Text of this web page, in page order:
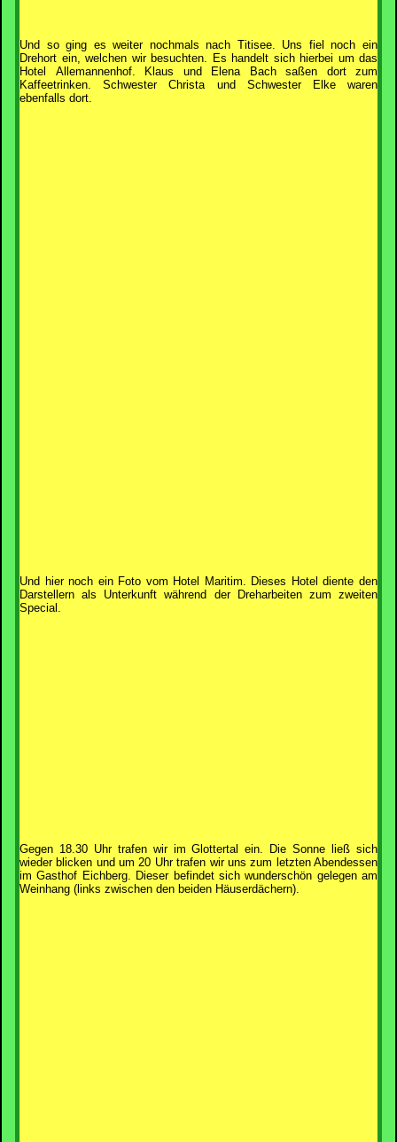
Und so ging es weiter nochmals nach Titisee. Uns fiel noch ein
Drehort ein, welchen wir besuchten. Es handelt sich hierbei um das
Hotel Allemannenhof. Klaus und Elena Bach saßen dort zum
Kaffeetrinken. Schwester Christa und Schwester Elke waren
ebenfalls dort.
Und hier noch ein Foto vom Hotel Maritim. Dieses Hotel diente den
Darstellern als Unterkunft während der Dreharbeiten zum zweiten
Special.
Gegen 18.30 Uhr trafen wir im Glottertal ein. Die Sonne ließ sich
wieder blicken und um 20 Uhr trafen wir uns zum letzten Abendessen
im Gasthof Eichberg. Dieser befindet sich wunderschön gelegen am
Weinhang (links zwischen den beiden Häuserdächern).